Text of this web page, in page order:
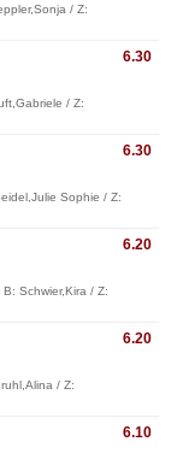
/ Z:
6.30
/ Z:
6.30
Sophie / Z:
6.20
Schwier,Kira / Z:
6.20
/ Z:
6.10